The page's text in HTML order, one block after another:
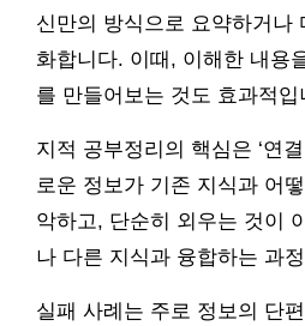
신만의 방식으로 요약하거나
화합니다. 이때, 이해한 내용
를 만들어보는 것도 효과적입
지적 공부정리의 핵심은 ‘연결
로운 정보가 기존 지식과 어
악하고, 단순히 외우는 것이
나 다른 지식과 융합하는 과
실패 사례는 주로 정보의 단